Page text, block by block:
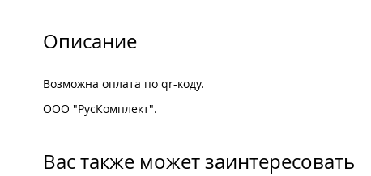
Описание
Возможна оплата по qr-коду.
ООО "РусКомплект".
Вас также может заинтересовать